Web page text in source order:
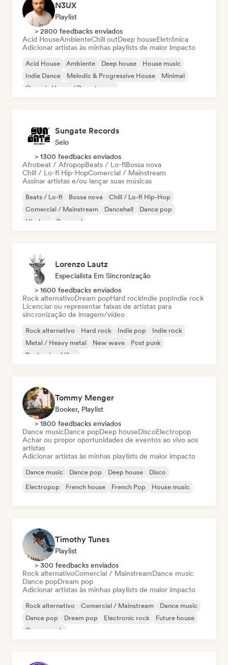
N3UX
Playlist
> 2800 feedbacks enviados
Acid HouseAmbienteChill outDeep houseEletrônica
Adicionar artistas às minhas playlists de maior impacto
Acid House Ambiente Deep house
House music
Indie Dance
Melodic & Progressive House
Minimal
Organic House / Downtempo
Sungate Records
Selo
> 1300 feedbacks enviados
Afrobeat / AfropopBeats / Lo-fiBossa nova
Chill / Lo-fi Hip-HopComercial / Mainstream
Assinar artistas e/ou lançar suas músicas
Beats / Lo-fi Bossa nova
Chill / Lo-fi Hip-Hop
Comercial / Mainstream
Dancehall
Dance pop
Hip-hop
Pop soul
Lorenzo Lautz
Especialista Em Sincronização
> 1600 feedbacks enviados
Rock alternativoDream popHard rockIndie popIndie rock
Licenciar ou representar faixas de artistas para
sincronização de imagem/vídeo
Rock alternativo Hard rock Indie pop
Indie rock
Metal / Heavy metal
New wave
Post punk
Rock psicodélico
Tommy Menger
Booker, Playlist
> 1800 feedbacks enviados
Dance musicDance popDeep houseDiscoElectropop
Achar ou propor oportunidades de eventos ao vivo aos
artistas
Adicionar artistas às minhas playlists de maior impacto
Dance music Dance pop Deep house
Disco
Electropop
French house French Pop House music
Timothy Tunes
Playlist
> 300 feedbacks enviados
Rock alternativoComercial / MainstreamDance music
Dance popDream pop
Adicionar artistas às minhas playlists de maior impacto
Rock alternativo Comercial / Mainstream
Dance music
Dance pop
Dream pop Electronic rock
Future house
Garage rock